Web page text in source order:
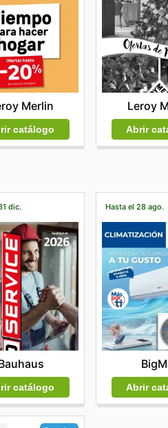
Merlin
catálogo
Leroy
Abrir
dic.
catálogo
Hasta el 28 ago.
Abrir